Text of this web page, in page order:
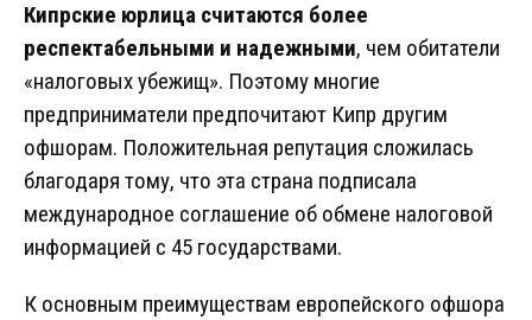
Кипрские юрлица считаются более
респектабельными и надежными, чем обитатели
«налоговых убежищ». Поэтому многие
предприниматели предпочитают Кипр другим
офшорам. Положительная репутация сложилась
благодаря тому, что эта страна подписала
международное соглашение об обмене налоговой
информацией с 45 государствами.
К основным преимуществам европейского офшора